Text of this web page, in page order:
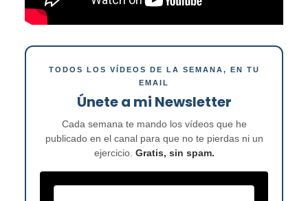
TODOS LOS VÍDEOS DE LA SEMANA, EN TU
EMAIL
Únete a mi Newsletter
Cada semana te mando los vídeos que he
publicado en el canal para que no te pierdas ni un
ejercicio. Gratis, sin spam.